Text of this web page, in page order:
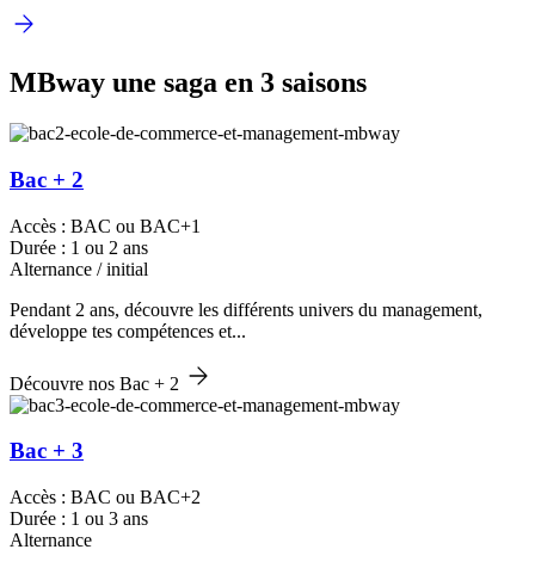
MBway une saga en 3 saisons
Bac + 2
Accès : BAC ou BAC+1
Durée : 1 ou 2 ans
Alternance / initial
Pendant 2 ans, découvre les différents univers du management,
développe tes compétences et...
Découvre nos Bac + 2
Bac + 3
Accès : BAC ou BAC+2
Durée : 1 ou 3 ans
Alternance